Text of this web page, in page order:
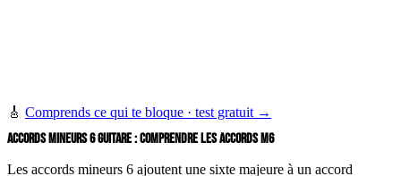
🎸 Comprends ce qui te bloque · test gratuit →
ACCORDS MINEURS 6 GUITARE : COMPRENDRE LES ACCORDS M6
Les accords mineurs 6 ajoutent une sixte majeure à un accord